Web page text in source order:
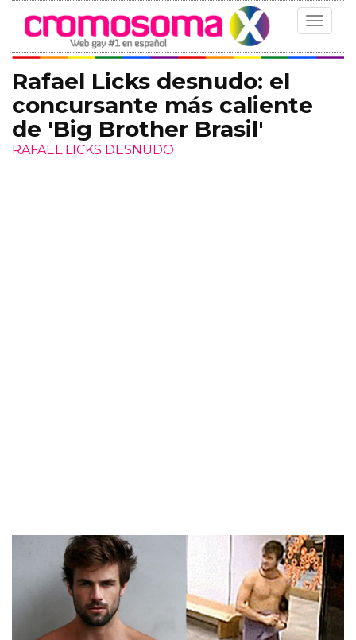
Toggle
Rafael Licks desnudo: el
concursante más caliente
de 'Big Brother Brasil'
RAFAEL LICKS DESNUDO